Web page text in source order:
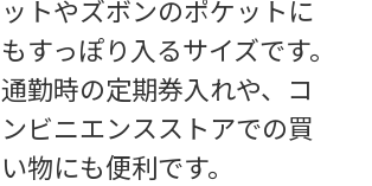
ットやズボンのポケットに
もすっぽり入るサイズです。
通勤時の定期券入れや、コ
ンビニエンスストアでの買
い物にも便利です。